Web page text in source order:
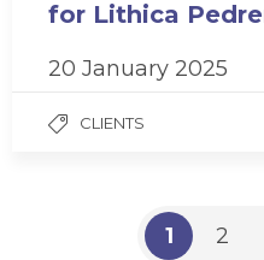
for Lithica
20 January 2025
CLIENTS
1 2